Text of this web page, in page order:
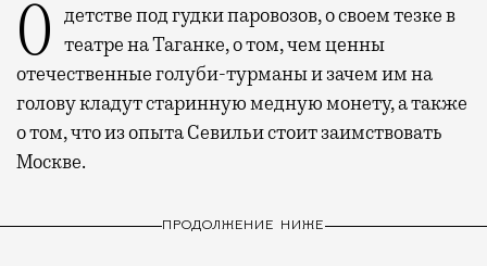
О детстве под гудки паровозов, о своем тезке в театре на Таганке, о том, чем ценны
отечественные голуби-турманы и зачем им на
голову кладут старинную медную монету, а также
о том, что из опыта Севильи стоит заимствовать
Москве.
ПРОДОЛЖЕНИЕ НИЖЕ